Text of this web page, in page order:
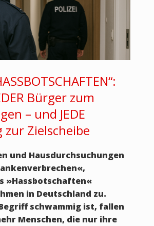
Bürger zum
– und JEDE
Zielscheibe
und Hausdurchsuchungen
»Hassbotschaften«
in Deutschland zu.
schwammig ist, fallen
Menschen, die nur ihre